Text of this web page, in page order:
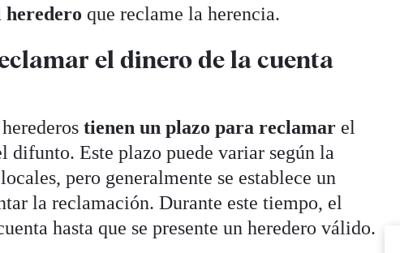
heredero que reclame la herencia.
el dinero de la cuenta
tienen un plazo para reclamar el
difunto. Este plazo puede variar según la
pero generalmente se establece un
la reclamación. Durante este tiempo, el
hasta que se presente un heredero válido.